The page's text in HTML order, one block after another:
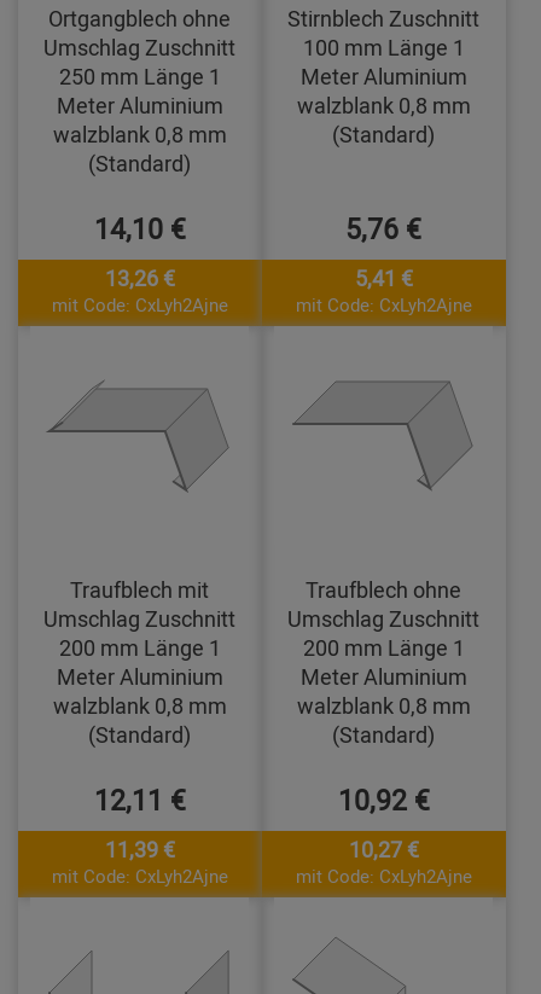
Ortgangblech ohne
Umschlag Zuschnitt
250 mm Länge 1
Meter Aluminium
walzblank 0,8 mm
(Standard)
14,10 €
13,26 €
mit Code: CxLyh2Ajne
Stirnblech Zuschnitt
100 mm Länge 1
Meter Aluminium
walzblank 0,8 mm
(Standard)
5,76 €
5,41 €
mit Code: CxLyh2Ajne
Traufblech mit
Umschlag Zuschnitt
200 mm Länge 1
Meter Aluminium
walzblank 0,8 mm
(Standard)
12,11 €
11,39 €
mit Code: CxLyh2Ajne
Traufblech ohne
Umschlag Zuschnitt
200 mm Länge 1
Meter Aluminium
walzblank 0,8 mm
(Standard)
10,92 €
10,27 €
mit Code: CxLyh2Ajne